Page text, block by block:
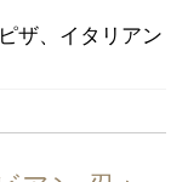
ザ、イタリアン